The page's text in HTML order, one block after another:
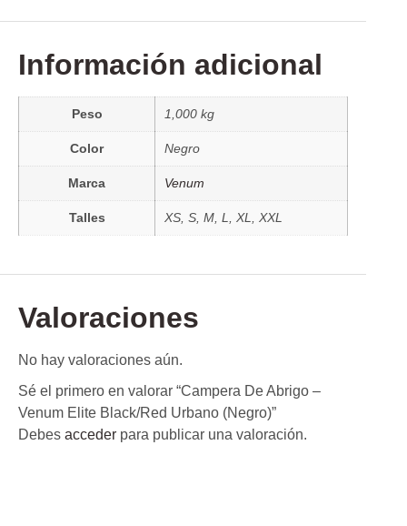
Información adicional
Peso 1,000 kg
Color Negro
Marca Venum
Talles XS, S, M, L, XL, XXL
Valoraciones
No hay valoraciones aún.
Sé el primero en valorar “Campera De Abrigo –
Venum Elite Black/Red Urbano (Negro)”
Debes acceder para publicar una valoración.